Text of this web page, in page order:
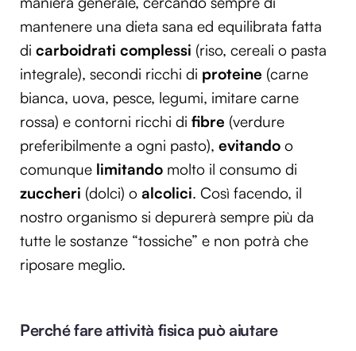
Utilizziamo i cookie per personalizzare contenuti ed
annunci, per fornire funzionalità dei social media e per
analizzare il nostro traffico. Condividiamo inoltre
informazioni sul modo in cui utilizzi il nostro sito con i
nostri partner che si occupano di analisi dei dati web,
pubblicità e social media, i quali potrebbero combinarle
con altre informazioni che hai fornito loro o che hanno
raccolto dal tuo utilizzo dei loro servizi.
mantenere una dieta sana ed equilibrata fatta
di carboidrati complessi (riso, cereali o pasta
integrale), secondi ricchi di proteine (carne
bianca, uova, pesce, legumi, imitare carne
rossa) e contorni ricchi di fibre (verdure
preferibilmente a ogni pasto), evitando o
comunque limitando molto il consumo di
zuccheri (dolci) o alcolici. Così facendo, il
nostro organismo si depurerà sempre più da
tutte le sostanze “tossiche” e non potrà che
riposare meglio.
Perché fare attività fisica può aiutare